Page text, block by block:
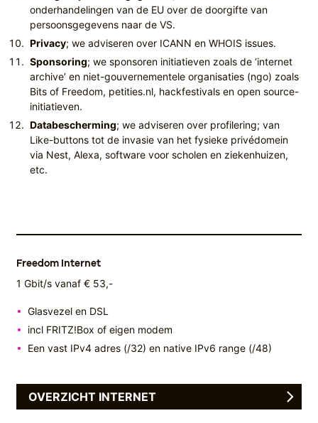
onderhandelingen van de EU over de doorgifte van
persoonsgegevens naar de VS.
Privacy; we adviseren over ICANN en WHOIS issues.
Sponsoring; we sponsoren initiatieven zoals de ‘internet
archive’ en niet-gouvernementele organisaties (ngo) zoals
Bits of Freedom, petities.nl, hackfestivals en open source-
initiatieven.
Databescherming; we adviseren over profilering; van
Like-buttons tot de invasie van het fysieke privédomein
via Nest, Alexa, software voor scholen en ziekenhuizen,
etc.
Freedom Internet
1 Gbit/s vanaf € 53,-
Glasvezel en DSL
incl FRITZ!Box of eigen modem
Een vast IPv4 adres (/32) en native IPv6 range (/48)
OVERZICHT INTERNET